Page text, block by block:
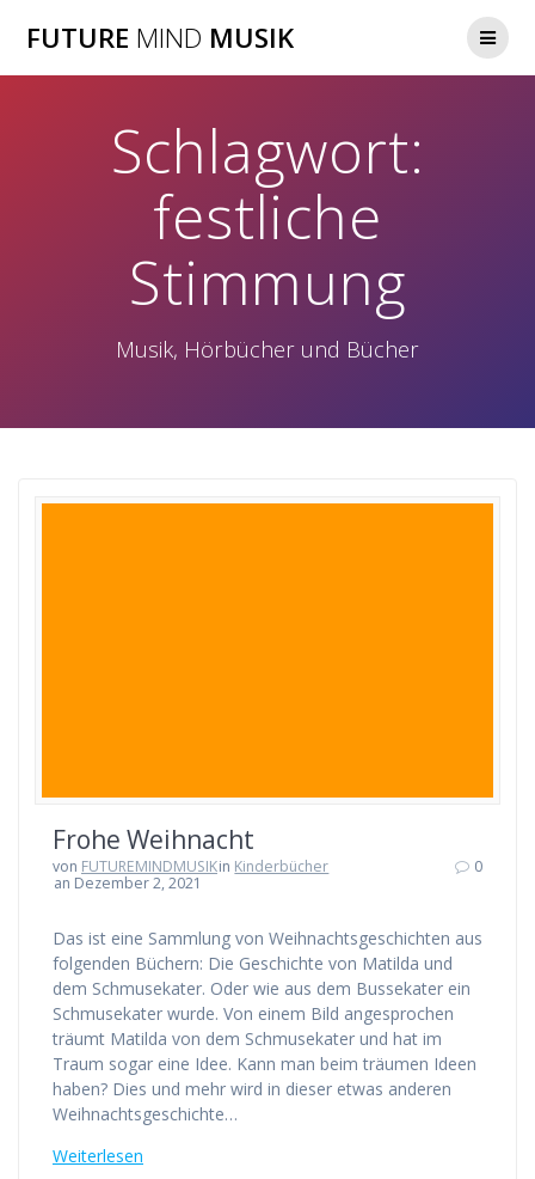
Inhalt
FUTURE MIND MUSIK
Schlagwort:
festliche
Stimmung
Musik, Hörbücher und Bücher
Frohe Weihnacht
von FUTUREMINDMUSIKin Kinderbücher
an Dezember 2, 2021
0
Das ist eine Sammlung von Weihnachtsgeschichten aus
folgenden Büchern: Die Geschichte von Matilda und
dem Schmusekater. Oder wie aus dem Bussekater ein
Schmusekater wurde. Von einem Bild angesprochen
träumt Matilda von dem Schmusekater und hat im
Traum sogar eine Idee. Kann man beim träumen Ideen
haben? Dies und mehr wird in dieser etwas anderen
Weihnachtsgeschichte…
Weiterlesen